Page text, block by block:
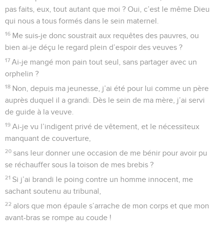
pas faits, eux, tout autant que moi ? Oui, c’est le même Dieu
qui nous a tous formés dans le sein maternel.
16 Me suis-je donc soustrait aux requêtes des pauvres, ou
bien ai-je déçu le regard plein d’espoir des veuves ?
17 Ai-je mangé mon pain tout seul, sans partager avec un
orphelin ?
18 Non, depuis ma jeunesse, j’ai été pour lui comme un père
auprès duquel il a grandi. Dès le sein de ma mère, j’ai servi
de guide à la veuve.
19 Ai-je vu l’indigent privé de vêtement, et le nécessiteux
manquant de couverture,
20 sans leur donner une occasion de me bénir pour avoir pu
se réchauffer sous la toison de mes brebis ?
21 Si j’ai brandi le poing contre un homme innocent, me
sachant soutenu au tribunal,
22 alors que mon épaule s’arrache de mon corps et que mon
avant-bras se rompe au coude !